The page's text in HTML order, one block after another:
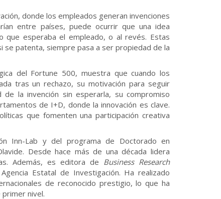
donde los empleados generan invenciones
entre países, puede ocurrir que una idea
que esperaba el empleado, o al revés. Estas
se patenta, siempre pasa a ser propiedad de la
del Fortune 500, muestra que cuando los
tras un rechazo, su motivación para seguir
la invención sin esperarla, su compromiso
de I+D, donde la innovación es clave.
que fomenten una participación creativa
Inn-Lab y del programa de Doctorado en
Desde hace más de una década lidera
Además, es editora de Business Research
Estatal de Investigación. Ha realizado
de reconocido prestigio, lo que ha
nivel.